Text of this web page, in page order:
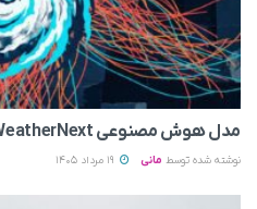
مدل هوش مصنوعی WeatherNext گوگل متن‌باز شد
نوشته شده توسط مانی